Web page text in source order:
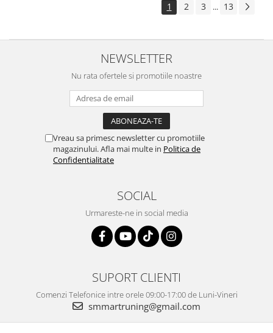
1 2 3 ... 13
NEWSLETTER
Nu rata ofertele si promotiile noastre
Vreau sa primesc newsletter cu promotiile
magazinului. Afla mai multe in Politica de
Confidentialitate
SOCIAL
Urmareste-ne in social media
SUPORT CLIENTI
Comenzi Telefonice intre orele 09:00-17:00 de Luni-Vineri
smmartruning@gmail.com